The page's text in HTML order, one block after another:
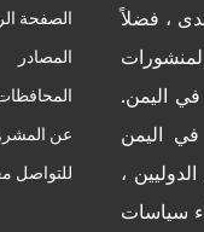
، فضلاً
في اليمن.
اليمن
،
سياسات
الصفحة
المصادر
عن
للتواصل